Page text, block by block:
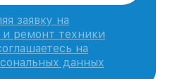
заявку на
ремонт техники
на
данных